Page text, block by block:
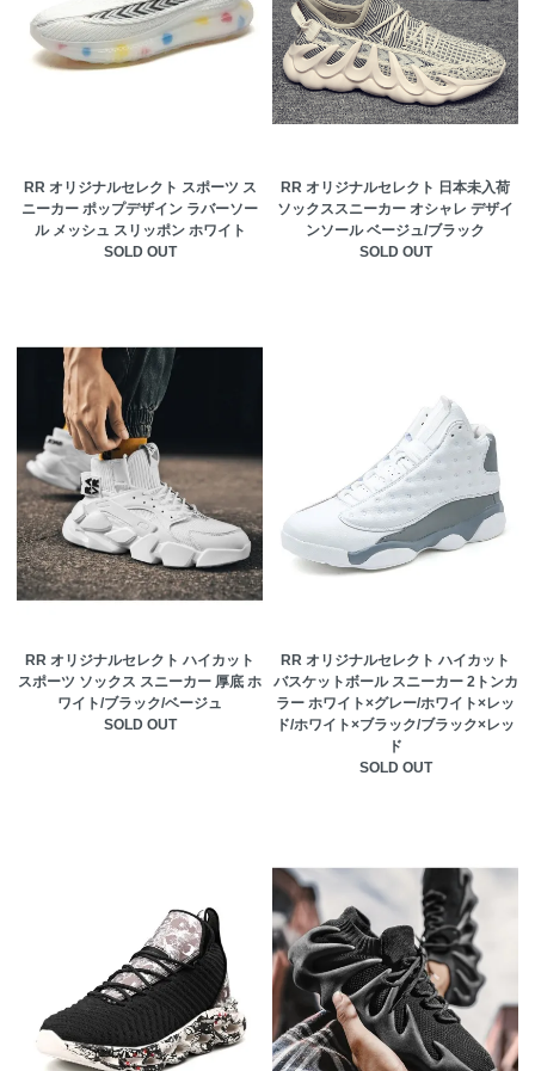
RR オリジナルセレクト スポーツ ス
ニーカー ポップデザイン ラバーソー
ル メッシュ スリッポン ホワイト
SOLD OUT
RR オリジナルセレクト 日本未入荷
ソックススニーカー オシャレ デザイ
ンソール ベージュ/ブラック
SOLD OUT
RR オリジナルセレクト ハイカット
スポーツ ソックス スニーカー 厚底 ホ
ワイト/ブラック/ベージュ
SOLD OUT
RR オリジナルセレクト ハイカット
バスケットボール スニーカー 2トンカ
ラー ホワイト×グレー/ホワイト×レッ
ド/ホワイト×ブラック/ブラック×レッ
ド
SOLD OUT